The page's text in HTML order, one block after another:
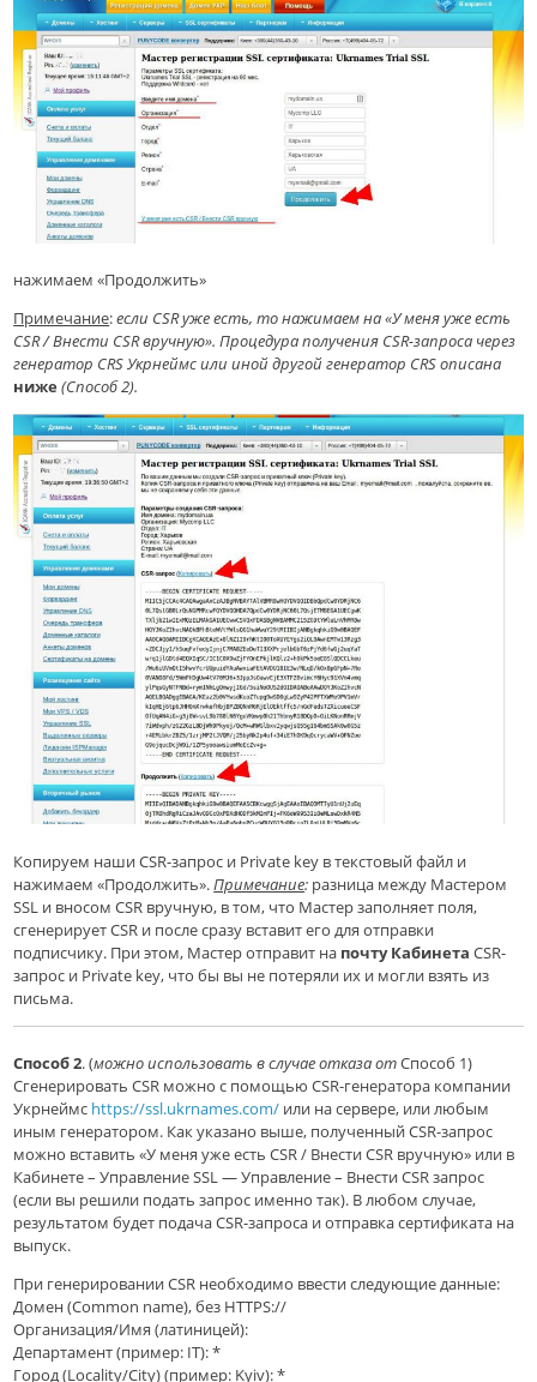
нажимаем «Продолжить»
Примечание:если CSR уже есть, то нажимаем на «У меня уже есть
CSR / Внести CSR вручную».Процедура получения CSR-запроса через
генератор CRS Укрнеймс или иной другой генератор CRS описана
ниже (Способ 2).
Копируем наши CSR-запрос и Private key в текстовый файл и
нажимаем «Продолжить».Примечание: разница между Мастером
SSL и вносомCSR вручную, в том, что Мастер заполняет поля,
сгенерирует CSR и после сразу вставит его для отправки
подписчику. При этом, Мастер отправит на почту Кабинета CSR-
запрос и Private key, что бы вы не потеряли их и могли взять из
письма.
Способ 2. (можно использовать в случае отказа отСпособ 1)
Сгенерировать CSR можнос помощьюCSR-генератора компании
Укрнеймс https://ssl.ukrnames.com/ или на сервере, или любым
иным генератором. Как указано выше, полученный CSR-запрос
можно вставить «У меня уже есть CSR / Внести CSR вручную» или в
Кабинете – Управление SSL — Управление – Внести CSR запрос
(если вы решили подать запрос именно так). В любом случае,
результатом будет подача CSR-запроса и отправка сертификата на
выпуск.
При генерировании CSR необходимо ввести следующие данные:
Домен (Common name), без HTTPS://
Организация/Имя (латиницей):
Департамент (пример: IT): *
Город (Locality/City) (пример: Kyiv): *